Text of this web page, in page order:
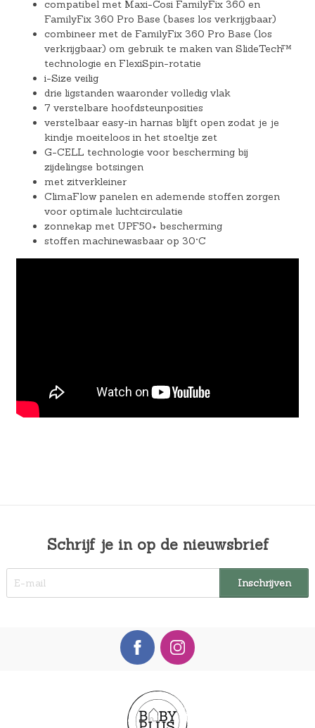
compatibel met Maxi-Cosi FamilyFix 360 en
FamilyFix 360 Pro Base (bases los verkrijgbaar)
combineer met de FamilyFix 360 Pro Base (los
verkrijgbaar) om gebruik te maken van SlideTech™
technologie en FlexiSpin-rotatie
i-Size veilig
drie ligstanden waaronder volledig vlak
7 verstelbare hoofdsteunposities
verstelbaar easy-in harnas blijft open zodat je je
kindje moeiteloos in het stoeltje zet
G-CELL technologie voor bescherming bij
zijdelingse botsingen
met zitverkleiner
ClimaFlow panelen en ademende stoffen zorgen
voor optimale luchtcirculatie
zonnekap met UPF50+ bescherming
stoffen machinewasbaar op 30°C
Schrijf je in op de nieuwsbrief